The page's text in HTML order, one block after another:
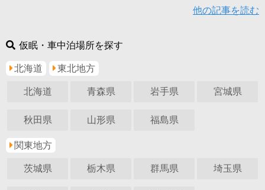
他の記事を読む
仮眠・車中泊場所を探す
北海道 東北地方
北海道 青森県 岩手県 宮城県
秋田県 山形県 福島県
関東地方
茨城県 栃木県 群馬県 埼玉県